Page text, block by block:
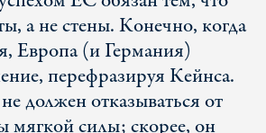
а не стены. Конечно, когда
Европа (и Германия)
перефразируя Кейнса.
должен отказываться от
мягкой силы; скорее, он